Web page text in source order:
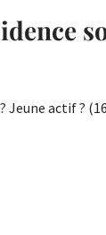
Jeune actif ?